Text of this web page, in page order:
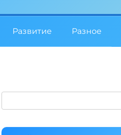
Развитие Разное